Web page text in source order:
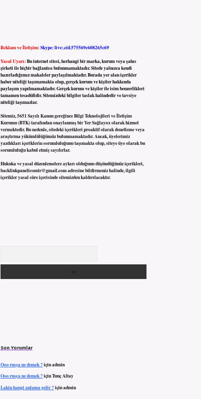
Reklam ve İletişim:Skype: live:.cid.575569c608265c69
Yasal Uyarı:Bu internet sitesi, herhangi bir marka, kurum veya şahıs
şirketi ile hiçbir bağlantısı bulunmamaktadır. Sitede yalnızca kendi
hazırladığımız makaleler paylaşılmaktadır. Burada yer alan içerikler
haber niteliği taşımamakta olup, gerçek kurum ve kişiler hakkında
paylaşım yapılmamaktadır. Gerçek kurum ve kişiler ile isim benzerlikleri
tamamen tesadüfidir. Sitemizdeki bilgiler taslak halindedir ve tavsiye
niteliği taşımazlar.
Sitemiz, 5651 Sayılı Kanun gereğince Bilgi Teknolojileri ve İletişim
Kurumu (BTK) tarafından onaylanmış bir Yer Sağlayıcı olarak hizmet
vermektedir. Bu nedenle, sitedeki içerikleri proaktif olarak denetleme veya
araştırma yükümlülüğümüz bulunmamaktadır. Ancak, üyelerimiz
yazdıkları içeriklerin sorumluluğunu taşımakta olup, siteye üye olarak bu
sorumluluğu kabul etmiş sayılırlar.
Hukuka ve yasal düzenlemelere aykırı olduğunu düşündüğünüz içerikleri,
backlinkpanelicomtr@gmail.comadresine bildirmeniz halinde, ilgili
içerikler yasal süre içerisinde sitemizden kaldırılacaktır.
Son Yorumlar
Ooo rusça ne demek ?içinadmin
Ooo rusça ne demek ?içinTunç Altay
Lakin hangi anlama gelir ?içinadmin